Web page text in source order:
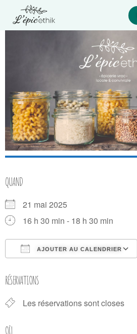
QUAND
21 mai 2025
16 h 30 min - 18 h 30 min
AJOUTER AU CALENDRIER
RÉSERVATIONS
Les réservations sont closes
OÙ